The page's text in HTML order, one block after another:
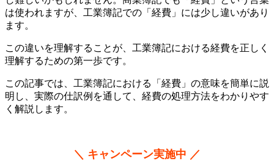
は使われますが、工業簿記での「経費」には少し違いがあり
ます。
この違いを理解することが、工業簿記における経費を正しく
理解するための第一歩です。
この記事では、工業簿記における「経費」の意味を簡単に説
明し、実際の仕訳例を通して、経費の処理方法をわかりやす
く解説します。
＼ キャンペーン実施中 ／